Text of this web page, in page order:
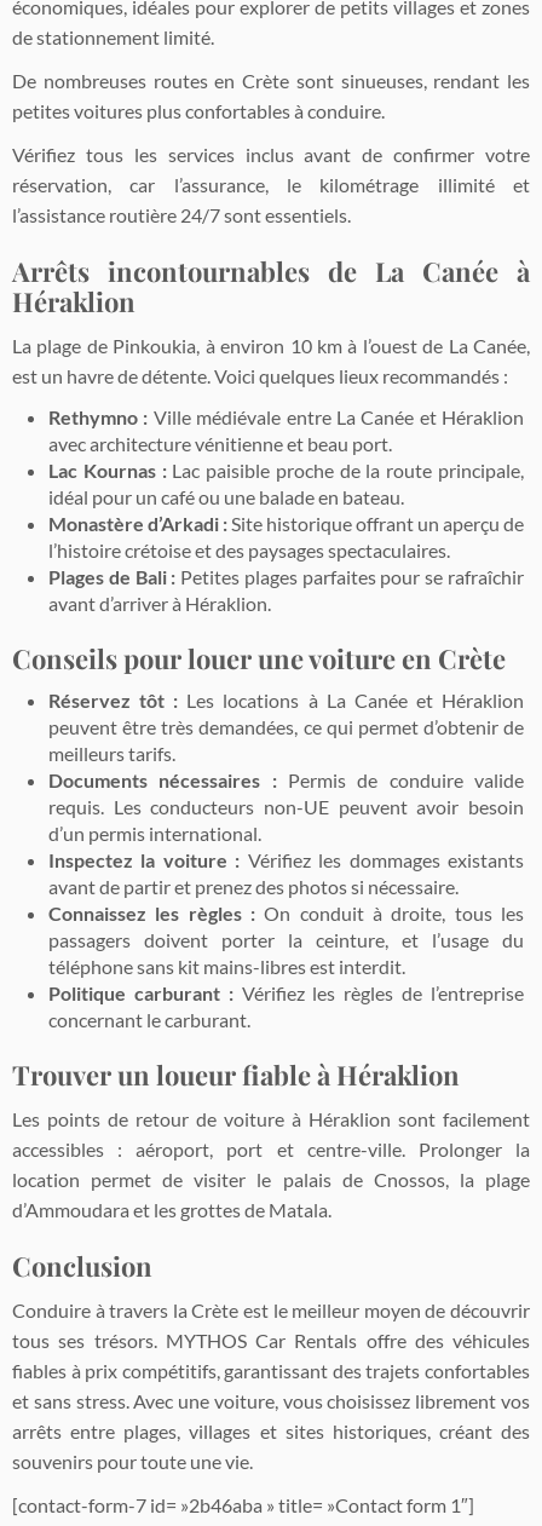
économiques, idéales pour explorer de petits villages et zones
de stationnement limité.
De nombreuses routes en Crète sont sinueuses, rendant les
petites voitures plus confortables à conduire.
Vérifiez tous les services inclus avant de confirmer votre
réservation, car l’assurance, le kilométrage illimité et
l’assistance routière 24/7 sont essentiels.
Arrêts incontournables de La Canée à
Héraklion
La plage de Pinkoukia, à environ 10 km à l’ouest de La Canée,
est un havre de détente. Voici quelques lieux recommandés :
Rethymno : Ville médiévale entre La Canée et Héraklion
avec architecture vénitienne et beau port.
Lac Kournas :Lac paisible proche de la route principale,
idéal pour un café ou une balade en bateau.
Monastère d’Arkadi :Site historique offrant un aperçu de
l’histoire crétoise et des paysages spectaculaires.
Plages de Bali : Petites plages parfaites pour se rafraîchir
avant d’arriver à Héraklion.
Conseils pour louer une voiture en Crète
Réservez tôt : Les locations à La Canée et Héraklion
peuvent être très demandées, ce qui permet d’obtenir de
meilleurs tarifs.
Documents nécessaires :Permis de conduire valide
requis. Les conducteurs non-UE peuvent avoir besoin
d’un permis international.
Inspectez la voiture : Vérifiez les dommages existants
avant de partir et prenez des photos si nécessaire.
Connaissez les règles : On conduit à droite, tous les
passagers doivent porter la ceinture, et l’usage du
téléphone sans kit mains-libres est interdit.
Politique carburant :Vérifiez les règles de l’entreprise
concernant le carburant.
Trouver un loueur fiable à Héraklion
Les points de retour de voiture à Héraklion sont facilement
accessibles : aéroport, port et centre-ville. Prolonger la
location permet de visiter le palais de Cnossos, la plage
d’Ammoudara et les grottes de Matala.
Conclusion
Conduire à travers la Crète est le meilleur moyen de découvrir
tous ses trésors. MYTHOS Car Rentals offre des véhicules
fiables à prix compétitifs, garantissant des trajets confortables
et sans stress. Avec une voiture, vous choisissez librement vos
arrêts entre plages, villages et sites historiques, créant des
souvenirs pour toute une vie.
[contact-form-7 id= »2b46aba » title= »Contact form 1″]